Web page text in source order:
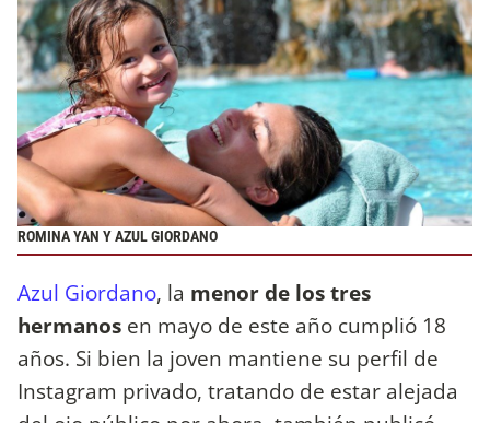
ROMINA YAN Y AZUL GIORDANO
Azul Giordano, la menor de los tres
hermanos en mayo de este año cumplió 18
años. Si bien la joven mantiene su perfil de
Instagram privado, tratando de estar alejada